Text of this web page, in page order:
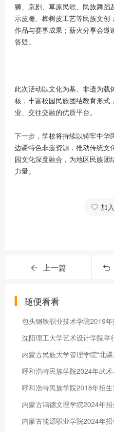
狮、京剧、草原民歌、民族舞蹈
示皮雕、桦树皮工艺等民族文创
作品与赛事成果；薪火分享会邀
答疑。
此次活动以文化为基、非遗为载
核，丰富校园民族团结教育形式
业、交往交融的优质平台。
下一步，学校将持续以铸牢中华
边疆特色非遗资源，推动传统文
园文化深度融合，为地区民族团
力量。
加
上一篇
随便看看
包头钢铁职业技术学院2019
呼和浩特民族学院2018年招生
内蒙古鸿德文理学院2024年
内蒙古能源职业学院2024年